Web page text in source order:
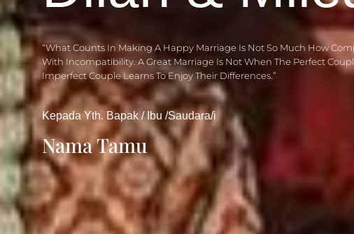
“What Counts In Making A Happy Marriage Is Not So Much How
With Incompatibility. A Great Marriage Is Not When The Perfect
Imperfect Couple Learns To Enjoy Their Differences.”
Kepada Yth. Bapak / Ibu /Saudara/i
Nama Tamu